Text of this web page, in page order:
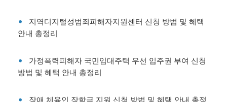
지역디지털성범죄피해자지원센터 신청 방법 및 혜택
안내 총정리
가정폭력피해자 국민임대주택 우선 입주권 부여 신청
방법 및 혜택 안내 총정리
장애 체육인 장학금 지원 신청 방법 및 혜택 안내 총정